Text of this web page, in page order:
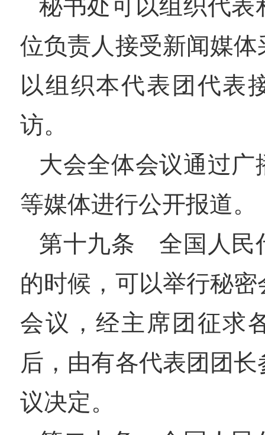
秘书处可以组织代表
位负责人接受新闻媒
以组织本代表团代表
访。
大会全体会议通过广
等媒体进行公开报道。
第十九条 全国人民
的时候，可以举行秘
会议，经主席团征求
后，由有各代表团团
议决定。